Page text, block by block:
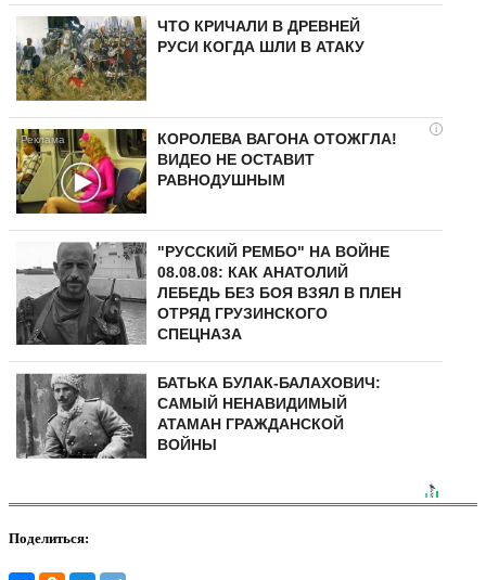
ЧТО КРИЧАЛИ В ДРЕВНЕЙ
РУСИ КОГДА ШЛИ В АТАКУ
i
КОРОЛЕВА ВАГОНА ОТОЖГЛА!
ВИДЕО НЕ ОСТАВИТ
РАВНОДУШНЫМ
"РУССКИЙ РЕМБО" НА ВОЙНЕ
08.08.08: КАК АНАТОЛИЙ
ЛЕБЕДЬ БЕЗ БОЯ ВЗЯЛ В ПЛЕН
ОТРЯД ГРУЗИНСКОГО
СПЕЦНАЗА
БАТЬКА БУЛАК-БАЛАХОВИЧ:
САМЫЙ НЕНАВИДИМЫЙ
АТАМАН ГРАЖДАНСКОЙ
ВОЙНЫ
Поделиться: